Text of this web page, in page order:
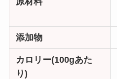
添加物
カロリー(100gあた
り)